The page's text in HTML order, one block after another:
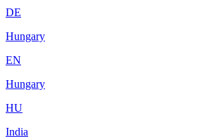
DE
Hungary
EN
Hungary
HU
India